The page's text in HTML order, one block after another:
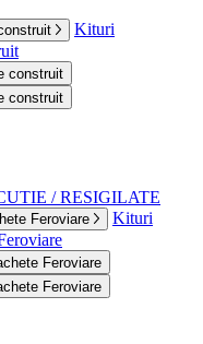
Kituri
construit
construit
/ RESIGILATE
Feroviare
Kituri
Feroviare
Feroviare